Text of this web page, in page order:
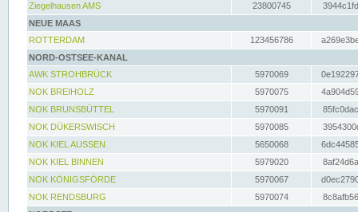
Ziegelhausen AMS
23800745
NEUE MAAS
ROTTERDAM
123456786
NORD-OSTSEE-KANAL
AWK STROHBRÜCK
5970069
NOK BREIHOLZ
5970075
NOK BRUNSBÜTTEL
5970091
NOK DÜKERSWISCH
5970085
NOK KIEL AUSSEN
5650068
NOK KIEL BINNEN
5979020
NOK KÖNIGSFÖRDE
5970067
NOK RENDSBURG
5970074